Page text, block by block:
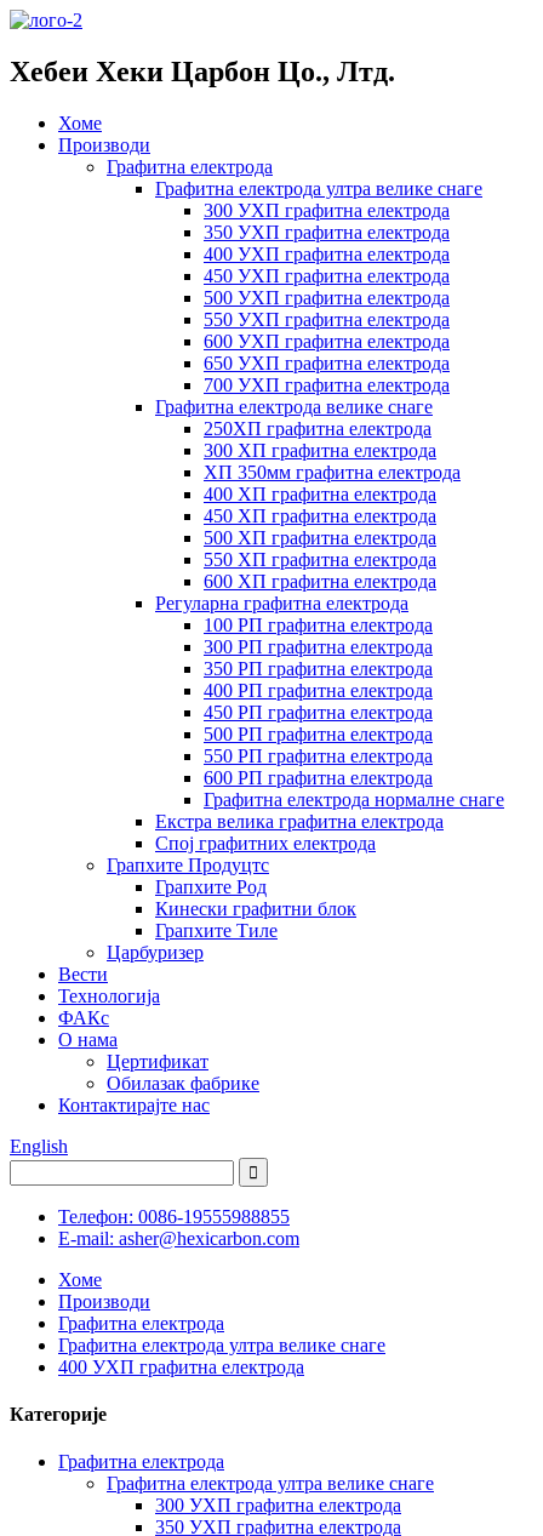
Хебеи Хеки Царбон Цо., Лтд.
Хоме
Производи
Графитна електрода
Графитна електрода ултра велике снаге
300 УХП графитна електрода
350 УХП графитна електрода
400 УХП графитна електрода
450 УХП графитна електрода
500 УХП графитна електрода
550 УХП графитна електрода
600 УХП графитна електрода
650 УХП графитна електрода
700 УХП графитна електрода
Графитна електрода велике снаге
250ХП графитна електрода
300 ХП графитна електрода
ХП 350мм графитна електрода
400 ХП графитна електрода
450 ХП графитна електрода
500 ХП графитна електрода
550 ХП графитна електрода
600 ХП графитна електрода
Регуларна графитна електрода
100 РП графитна електрода
300 РП графитна електрода
350 РП графитна електрода
400 РП графитна електрода
450 РП графитна електрода
500 РП графитна електрода
550 РП графитна електрода
600 РП графитна електрода
Графитна електрода нормалне снаге
Екстра велика графитна електрода
Спој графитних електрода
Грапхите Продуцтс
Грапхите Род
Кинески графитни блок
Грапхите Тиле
Царбуризер
Вести
Технологија
ФАКс
О нама
Цертификат
Обилазак фабрике
Контактирајте нас
English
Телефон: 0086-19555988855
E-mail: asher@hexicarbon.com
Хоме
Производи
Графитна електрода
Графитна електрода ултра велике снаге
400 УХП графитна електрода
Категорије
Графитна електрода
Графитна електрода ултра велике снаге
300 УХП графитна електрода
350 УХП графитна електрода